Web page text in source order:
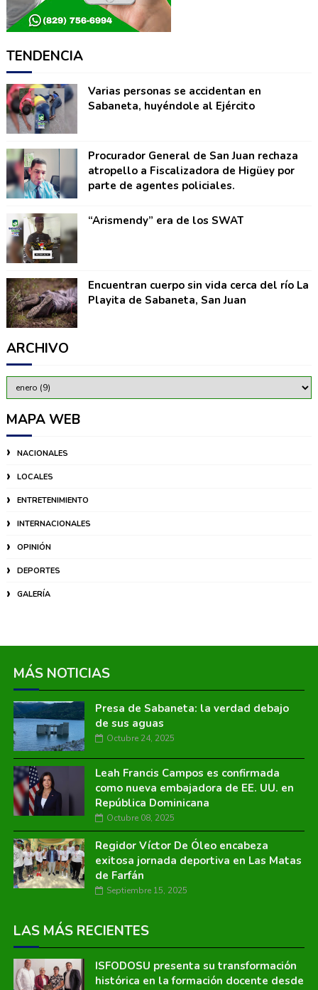
TENDENCIA
Varias personas se accidentan en
Sabaneta, huyéndole al Ejército
Procurador General de San Juan rechaza
atropello a Fiscalizadora de Higüey por
parte de agentes policiales.
“Arismendy” era de los SWAT
Encuentran cuerpo sin vida cerca del río La
Playita de Sabaneta, San Juan
ARCHIVO
MAPA WEB
NACIONALES
LOCALES
ENTRETENIMIENTO
INTERNACIONALES
OPINIÓN
DEPORTES
GALERÍA
MÁS NOTICIAS
Presa de Sabaneta: la verdad debajo
de sus aguas
Octubre 24, 2025
Leah Francis Campos es confirmada
como nueva embajadora de EE. UU. en
República Dominicana
Octubre 08, 2025
Regidor Víctor De Óleo encabeza
exitosa jornada deportiva en Las Matas
de Farfán
Septiembre 15, 2025
LAS MÁS RECIENTES
ISFODOSU presenta su transformación
histórica en la formación docente desde